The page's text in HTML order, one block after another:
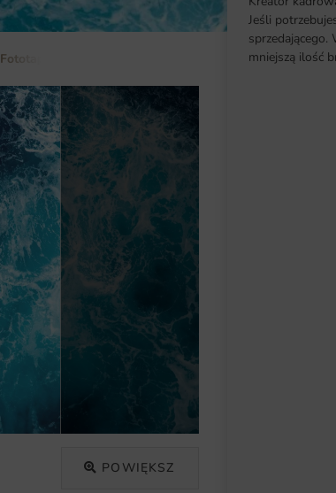
Fototapety do salonu Fototapeta Wirujący Ocean
POWIĘKSZ
Jeśli
mniejszą ilość